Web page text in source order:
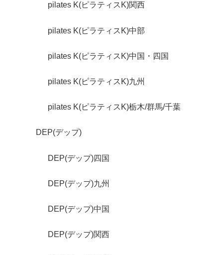
pilates K(ピラティスK)関西
pilates K(ピラティスK)中部
pilates K(ピラティスK)中国・四国
pilates K(ピラティスK)九州
pilates K(ピラティスK)栃木/群馬/千葉
DEP(デップ)
DEP(デップ)四国
DEP(デップ)九州
DEP(デップ)中国
DEP(デップ)関西